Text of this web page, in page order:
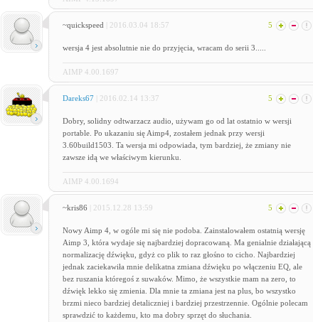
~quickspeed | 2016.03.04 18:57 5
wersja 4 jest absolutnie nie do przyjęcia, wracam do serii 3.....
AIMP 4.00.1697
Dareks67 | 2016.02.14 13:37 5
Dobry, solidny odtwarzacz audio, używam go od lat ostatnio w wersji
portable. Po ukazaniu się Aimp4, zostałem jednak przy wersji
3.60build1503. Ta wersja mi odpowiada, tym bardziej, że zmiany nie
zawsze idą we właściwym kierunku.
AIMP 4.00.1694
~kris86 | 2015.12.28 13:59 5
Nowy Aimp 4, w ogóle mi się nie podoba. Zainstalowałem ostatnią wersję
Aimp 3, która wydaje się najbardziej dopracowaną. Ma genialnie działającą
normalizację dźwięku, gdyż co plik to raz głośno to cicho. Najbardziej
jednak zaciekawiła mnie delikatna zmiana dźwięku po włączeniu EQ, ale
bez ruszania któregoś z suwaków. Mimo, że wszystkie mam na zero, to
dźwięk lekko się zmienia. Dla mnie ta zmiana jest na plus, bo wszystko
brzmi nieco bardziej detaliczniej i bardziej przestrzennie. Ogólnie polecam
sprawdzić to każdemu, kto ma dobry sprzęt do słuchania.